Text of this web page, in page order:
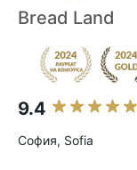
Bread Land
9.4
София, Sofia